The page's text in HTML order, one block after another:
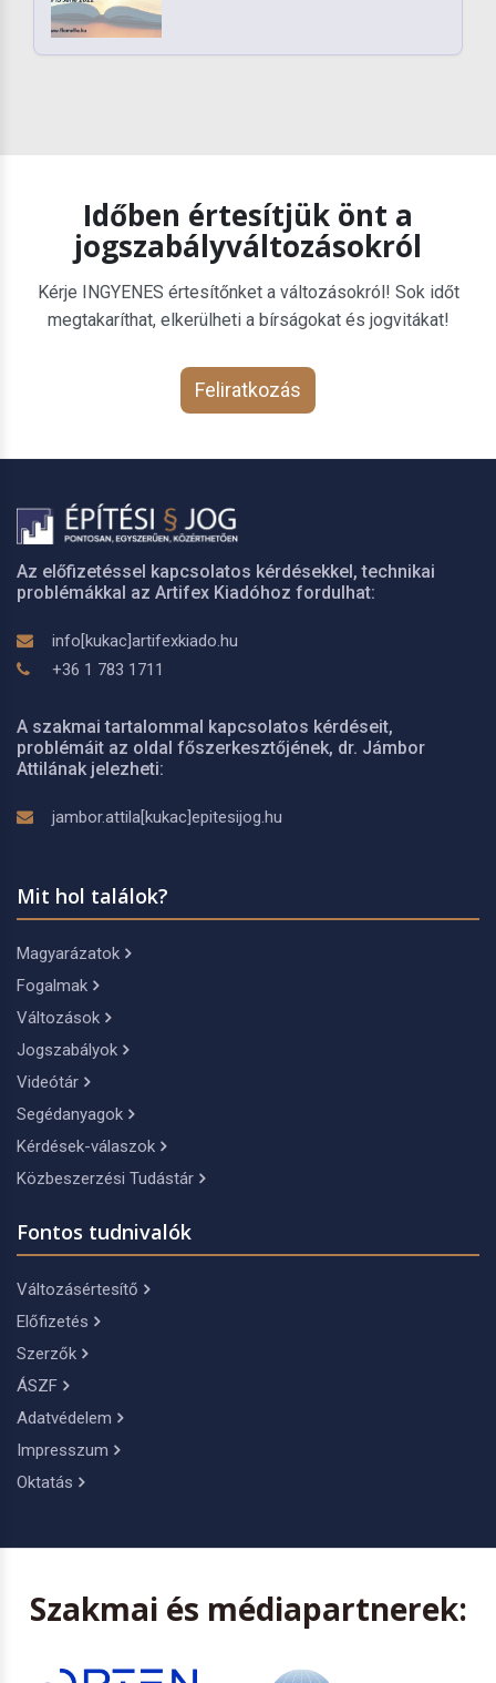
Időben értesítjük önt a
jogszabályváltozásokról
Kérje INGYENES értesítőnket a változásokról! Sok időt
megtakaríthat, elkerülheti a bírságokat és jogvitákat!
Feliratkozás
Az előfizetéssel kapcsolatos kérdésekkel, technikai
problémákkal az Artifex Kiadóhoz fordulhat:
info[kukac]artifexkiado.hu
+36 1 783 1711
A szakmai tartalommal kapcsolatos kérdéseit,
problémáit az oldal főszerkesztőjének, dr. Jámbor
Attilának jelezheti:
jambor.attila[kukac]epitesijog.hu
Mit hol találok?
Magyarázatok
Fogalmak
Változások
Jogszabályok
Videótár
Segédanyagok
Kérdések-válaszok
Közbeszerzési Tudástár
Fontos tudnivalók
Változásértesítő
Előfizetés
Szerzők
ÁSZF
Adatvédelem
Impresszum
Oktatás
Szakmai és médiapartnerek: